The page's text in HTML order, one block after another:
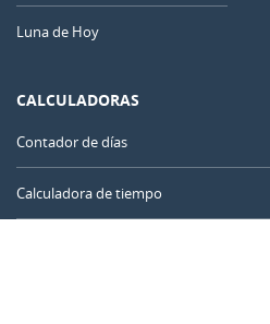
Luna de Hoy
CALCULADORAS
Contador de días
Calculadora de tiempo